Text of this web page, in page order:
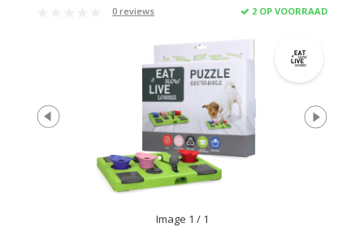
0 reviews 2 OP VOORRAAD
Image 1 / 1